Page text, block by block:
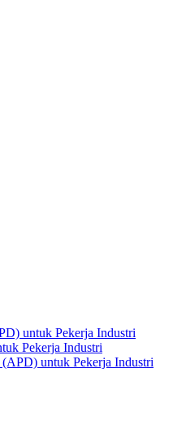
untuk Pekerja Industri
Pekerja Industri
untuk Pekerja Industri